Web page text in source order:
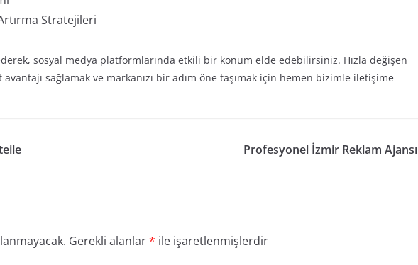
Stratejileri
sosyal medya platformlarında etkili bir konum elde edebilirsiniz. Hızla değişen
sağlamak ve markanızı bir adım öne taşımak için hemen bizimle iletişime
Profesyonel İzmir Reklam Ajansı
Gerekli alanlar* ile işaretlenmişlerdir